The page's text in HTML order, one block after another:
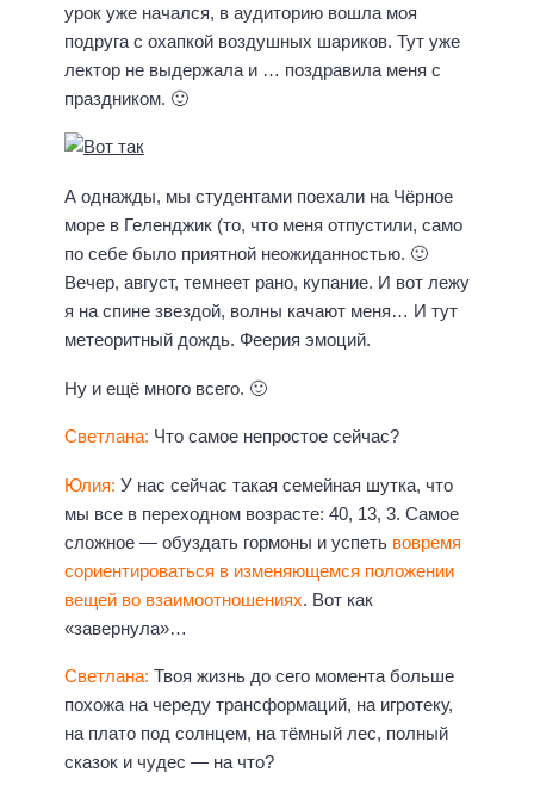
урок уже начался, в аудиторию вошла моя
подруга с охапкой воздушных шариков. Тут уже
лектор не выдержала и … поздравила меня с
праздником. 🙂
А однажды, мы студентами поехали на Чёрное
море в Геленджик (то, что меня отпустили, само
по себе было приятной неожиданностью. 🙂
Вечер, август, темнеет рано, купание. И вот лежу
я на спине звездой, волны качают меня… И тут
метеоритный дождь. Феерия эмоций.
Ну и ещё много всего. 🙂
Светлана: Что самое непростое сейчас?
Юлия: У нас сейчас такая семейная шутка, что
мы все в переходном возрасте: 40, 13, 3. Самое
сложное — обуздать гормоны и успеть вовремя
сориентироваться в изменяющемся положении
вещей во взаимоотношениях. Вот как
«завернула»…
Светлана: Твоя жизнь до сего момента больше
похожа на череду трансформаций, на игротеку,
на плато под солнцем, на тёмный лес, полный
сказок и чудес — на что?